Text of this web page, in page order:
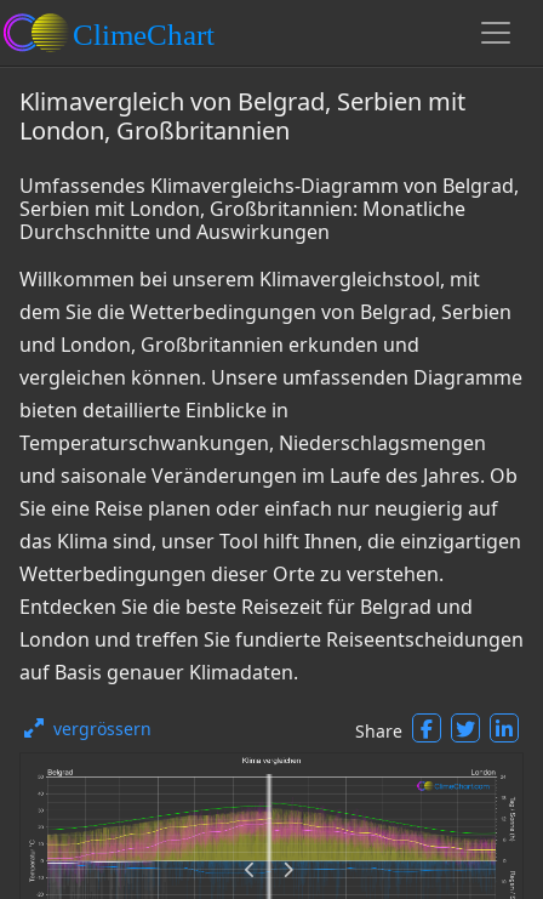
Klimavergleich von Belgrad, Serbien mit
London, Großbritannien
Umfassendes Klimavergleichs-Diagramm von Belgrad,
Serbien mit London, Großbritannien: Monatliche
Durchschnitte und Auswirkungen
Willkommen bei unserem Klimavergleichstool, mit
dem Sie die Wetterbedingungen von Belgrad, Serbien
und London, Großbritannien erkunden und
vergleichen können. Unsere umfassenden Diagramme
bieten detaillierte Einblicke in
Temperaturschwankungen, Niederschlagsmengen
und saisonale Veränderungen im Laufe des Jahres. Ob
Sie eine Reise planen oder einfach nur neugierig auf
das Klima sind, unser Tool hilft Ihnen, die einzigartigen
Wetterbedingungen dieser Orte zu verstehen.
Entdecken Sie die beste Reisezeit für Belgrad und
London und treffen Sie fundierte Reiseentscheidungen
auf Basis genauer Klimadaten.
vergrössern Share